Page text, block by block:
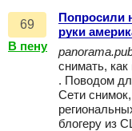
69
В пену
Попросили
руки
снимать,
. Поводом
Сети
блогеру из